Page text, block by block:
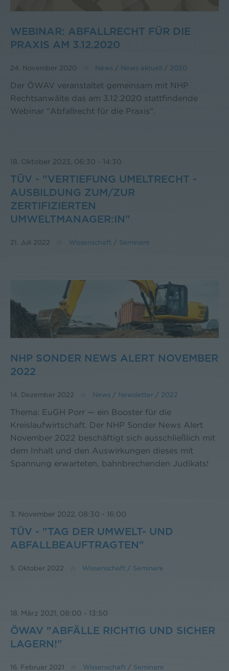
WEBINAR: ABFALLRECHT FÜR DIE
PRAXIS AM 3.12.2020
24. November 2020 News / News aktuell / 2020
Der ÖWAV veranstaltet gemeinsam mit NHP
Rechtsanwälte das am 3.12.2020 stattfindende
Webinar "Abfallrecht für die Praxis".
18. Oktober 2023, 06:30 - 14:30
TÜV - "VERTIEFUNG UMELTRECHT -
AUSBILDUNG ZUM/ZUR
ZERTIFIZIERTEN
UMWELTMANAGER:IN"
21. Juli 2022 Wissenschaft / Seminare
NHP SONDER NEWS ALERT NOVEMBER
2022
14. Dezember 2022 News / Newsletter / 2022
Thema: EuGH Porr — ein Booster für die
Kreislaufwirtschaft. Der NHP Sonder News Alert
November 2022 beschäftigt sich ausschließlich mit
dem Inhalt und den Auswirkungen dieses mit
Spannung erwarteten, bahnbrechenden Judikats!
3. November 2022, 08:30 - 16:00
TÜV - "TAG DER UMWELT- UND
ABFALLBEAUFTRAGTEN"
5. Oktober 2022 Wissenschaft / Seminare
18. März 2021, 08:00 - 13:50
ÖWAV "ABFÄLLE RICHTIG UND SICHER
LAGERN!"
16. Februar 2021 Wissenschaft / Seminare